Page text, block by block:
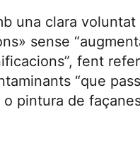
una clara voluntat
sense
fent
“que
pintura de